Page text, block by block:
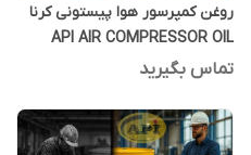
روغن کمپرسور هوا پیستونی کرنا
API AIR COMPRESSOR OIL
CORENA S2P68 بیست لیتری
تماس بگیرید